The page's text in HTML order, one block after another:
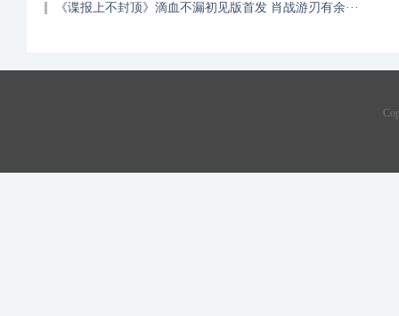
《谍报上不封顶》滴血不漏初见版首发 肖战游刃有余···